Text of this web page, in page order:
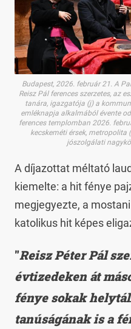
Budapest, 2026. február 21. A
Reisz Pál ferences szerzetes, az
tanára, igazgatója (j) a
emléknapja alkalmából évente
ferences templomban 2026.
kecskeméti érsek, metropolita
jószolgálati
A díjazottat méltató
kiemelte: a hit fénye
megjegyezte, a
katolikus hit képes
"Reisz Péter Pál
évtizedeken át
fénye sokak
tanúságának is a